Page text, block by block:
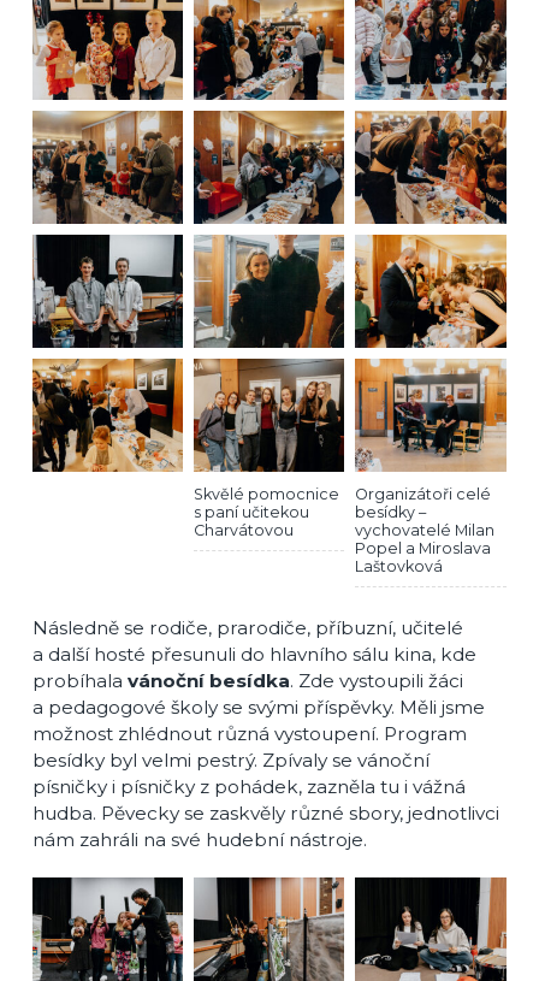
Skvělé pomocnice
s paní učitekou
Charvátovou
Organizátoři celé
besídky –
vychovatelé Milan
Popel a Miroslava
Laštovková
Následně se rodiče, prarodiče, příbuzní, učitelé
a další hosté přesunuli do hlavního sálu kina, kde
probíhala vánoční besídka. Zde vystoupili žáci
a pedagogové školy se svými příspěvky. Měli jsme
možnost zhlédnout různá vystoupení. Program
besídky byl velmi pestrý. Zpívaly se vánoční
písničky i písničky z pohádek, zazněla tu i vážná
hudba. Pěvecky se zaskvěly různé sbory, jednotlivci
nám zahráli na své hudební nástroje.